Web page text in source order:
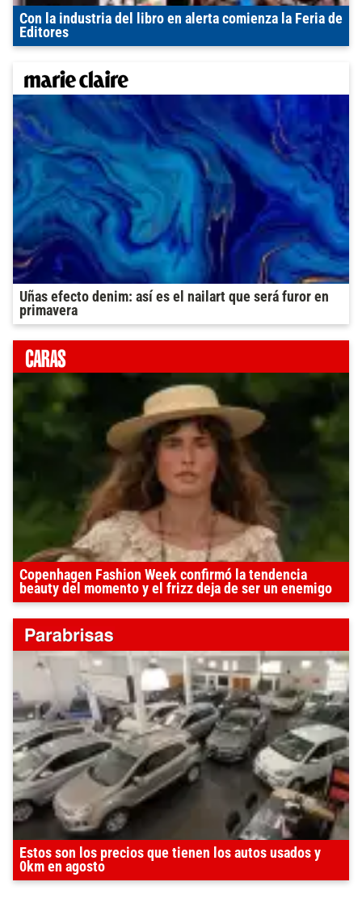
Con la industria del libro en alerta comienza la Feria de
Editores
Uñas efecto denim: así es el nailart que será furor en
primavera
Copenhagen Fashion Week confirmó la tendencia
beauty del momento y el frizz deja de ser un enemigo
Estos son los precios que tienen los autos usados y
0km en agosto